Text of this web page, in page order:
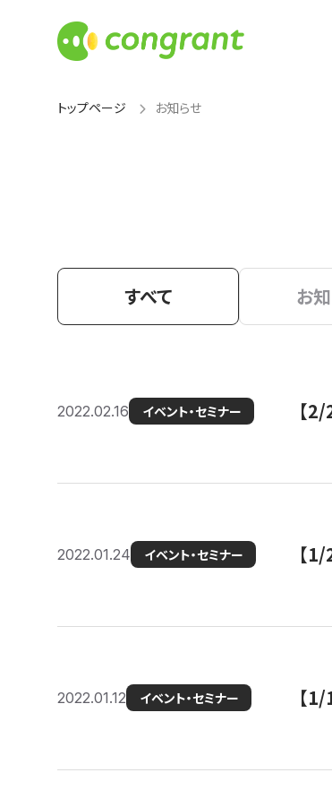
トップページ お知らせ
すべて お
2022.02.16 イベント・セミナー 【
2022.01.24 イベント・セミナー 【
2022.01.12 イベント・セミナー 【